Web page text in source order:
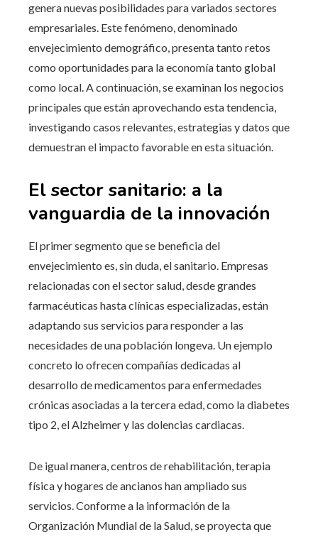
genera nuevas posibilidades para variados sectores
empresariales. Este fenómeno, denominado
envejecimiento demográfico, presenta tanto retos
como oportunidades para la economía tanto global
como local. A continuación, se examinan los negocios
principales que están aprovechando esta tendencia,
investigando casos relevantes, estrategias y datos que
demuestran el impacto favorable en esta situación.
El sector sanitario: a la
vanguardia de la innovación
El primer segmento que se beneficia del
envejecimiento es, sin duda, el sanitario. Empresas
relacionadas con el sector salud, desde grandes
farmacéuticas hasta clínicas especializadas, están
adaptando sus servicios para responder a las
necesidades de una población longeva. Un ejemplo
concreto lo ofrecen compañías dedicadas al
desarrollo de medicamentos para enfermedades
crónicas asociadas a la tercera edad, como la diabetes
tipo 2, el Alzheimer y las dolencias cardiacas.
De igual manera, centros de rehabilitación, terapia
física y hogares de ancianos han ampliado sus
servicios. Conforme a la información de la
Organización Mundial de la Salud, se proyecta que